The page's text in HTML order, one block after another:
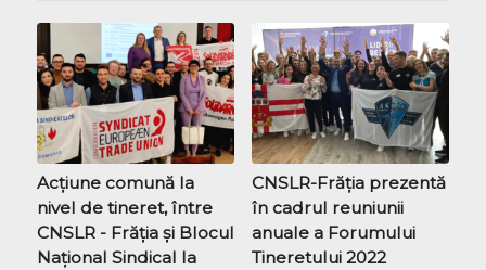
Acțiune comună la
nivel de tineret, între
CNSLR - Frăţia și Blocul
Național Sindical la
CNSLR-Frăția prezentă
în cadrul reuniunii
anuale a Forumului
Tineretului 2022